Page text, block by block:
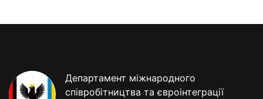
Департамент міжнародного
співробітництва та євроінтеграції